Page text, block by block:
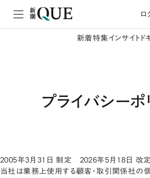
ロ
新着特集 インサイト ド
プライバシーポ
2005年3月31日 制定 2026年5月18日 改定
当社は業務上使用する顧客・取引関係社の